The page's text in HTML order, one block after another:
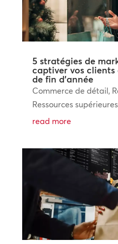
5 stratégies de
captiver vos clients
de fin d’année
Commerce de détail,
Ressources supérieures
read more